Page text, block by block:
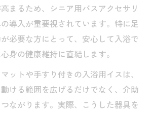
まるため、シニア用バスアクセサリ
導入が重要視されています。特に足
必要な方にとって、安心して入浴で
身の健康維持に直結します。
ットや手すり付きの入浴用イスは、
ける範囲を広げるだけでなく、介助
ながります。実際、こうした器具を